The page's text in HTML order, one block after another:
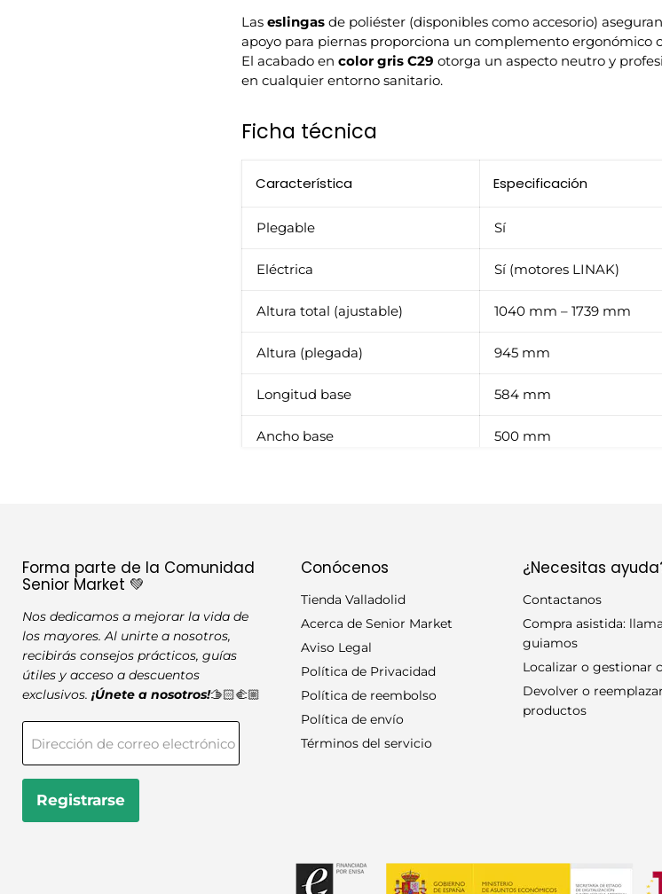
Las eslingas de poliéster (disponibles como accesorio)
apoyo para piernas proporciona un complemento ergonómico
El acabado en color gris C29 otorga un aspecto neutro y
en cualquier entorno sanitario.
Ficha técnica
Característica Especificación
Plegable Sí
Eléctrica Sí (motores LINAK)
Altura total (ajustable) 1040 mm – 1739 mm
Altura (plegada) 945 mm
Longitud base 584 mm
Ancho base 500 mm
Placa de reposapiés Antideslizante
Ruedas De gran calidad, con
Cargador integrado Sí :contentReference
Eslingas Poliéster (disponibles)
Bajada de emergencia manual
Forma parte de la Comunidad
Senior Market 💚
Nos dedicamos a mejorar la vida de
los mayores. Al unirte a nosotros,
recibirás consejos prácticos, guías
útiles y acceso a descuentos
exclusivos. ¡Únete a nosotros!🫱🏻‍🫲🏼
Dirección de correo electrónico
Registrarse
Conócenos
Tienda Valladolid
Acerca de Senior Market
Aviso Legal
Política de Privacidad
Política de reembolso
Política de envío
Términos del servicio
¿Necesitas
Contactanos
Compra asistida:
guiamos
Localizar o gestionar
Devolver o reemplazar
productos